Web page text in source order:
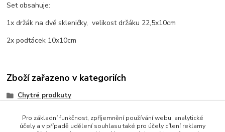
Set obsahuje:
1x držák na dvě skleničky, velikost držáku 22,5x10cm
2x podtácek 10x10cm
Zboží zařazeno v kategoriích
Chytré prodkuty
Pro základní funkčnost, zpříjemnění používání webu, analytické
účely a v případě udělení souhlasu také pro účely cílení reklamy